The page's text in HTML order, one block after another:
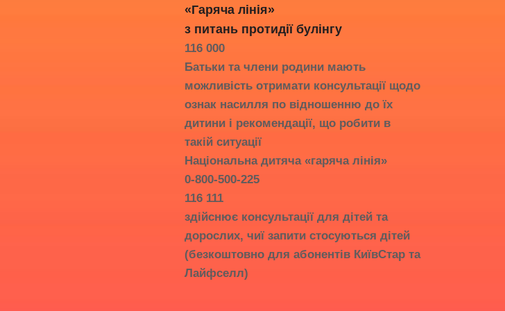
«Гаряча лінія»
з питань протидії булінгу
116 000
Батьки та члени родини мають
можливість отримати консультації щодо
ознак насилля по відношенню до їх
дитини і рекомендації, що робити в
такій ситуації
Національна дитяча «гаряча лінія»
0-800-500-225
116 111
здійснює консультації для дітей та
дорослих, чиї запити стосуються дітей
(безкоштовно для абонентів КиївСтар та
Лайфселл)